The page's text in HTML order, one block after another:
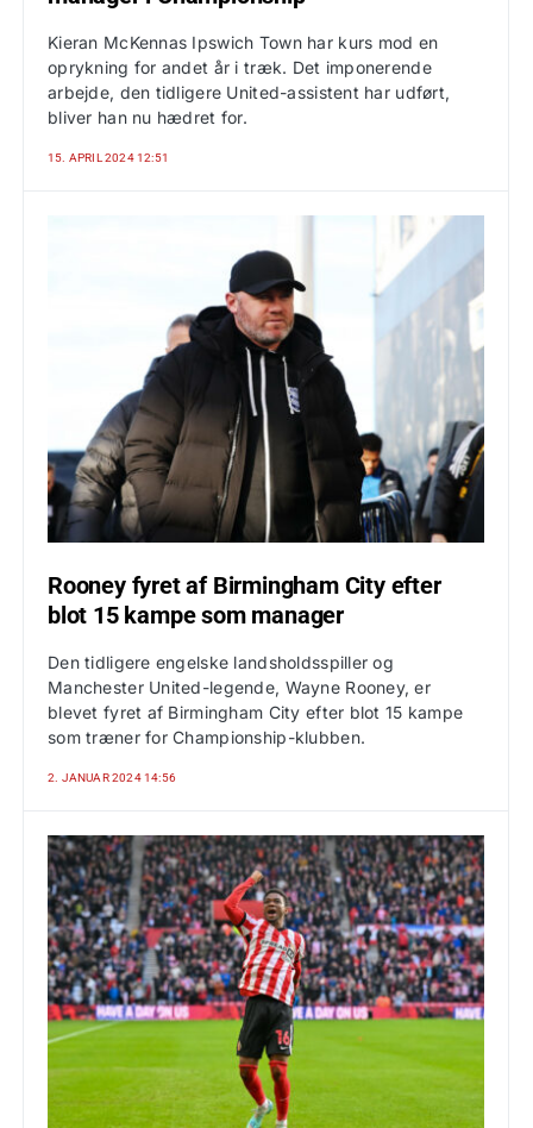
Kieran McKennas Ipswich Town har kurs mod en
oprykning for andet år i træk. Det imponerende
arbejde, den tidligere United-assistent har udført,
bliver han nu hædret for.
15. APRIL 2024 12:51
Rooney fyret af Birmingham City efter
blot 15 kampe som manager
Den tidligere engelske landsholdsspiller og
Manchester United-legende, Wayne Rooney, er
blevet fyret af Birmingham City efter blot 15 kampe
som træner for Championship-klubben.
2. JANUAR 2024 14:56